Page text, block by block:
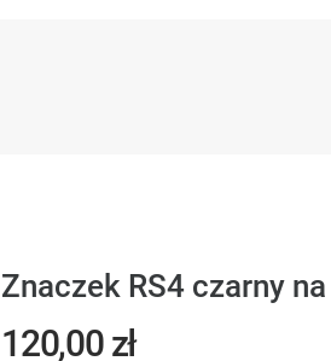
Znaczek RS4 czarny na
120,00 zł